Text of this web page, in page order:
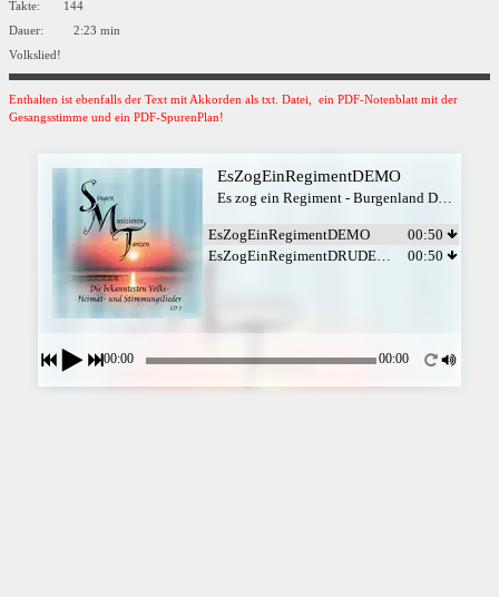
Takte: 144
Dauer: 2:23 min
Volkslied!
Enthalten ist ebenfalls der Text mit Akkorden als txt. Datei, ein PDF-Notenblatt mit der
Gesangsstimme und ein PDF-SpurenPlan!
EsZogEinRegimentDEMO
Es zog ein Regiment - Burgenland Duo mit Verena
EsZogEinRegimentDEMO
00:50
EsZogEinRegimentDRUDEMO
00:50
00:00 00:00